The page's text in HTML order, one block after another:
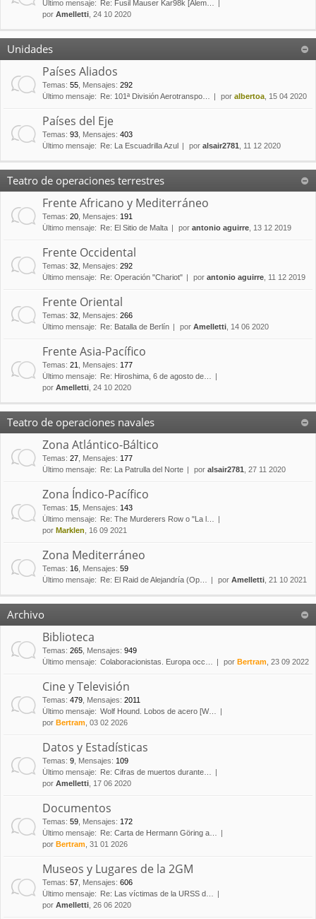
Último mensaje:
Re: Fusil Mauser Kar98k [Alem…
por Amelletti , 24 10 2020
Unidades
Países Aliados
Temas: 55 Mensajes: 292
Último mensaje:
Re: 101ª División Aerotranspo… por albertoa , 15 04 2020
Países del Eje
Temas: 93 Mensajes: 403
Último mensaje:
Re: La Escuadrilla Azul por alsair2781 , 11 12 2020
Teatro de operaciones terrestres
Frente Africano y Mediterráneo
Temas: 20 Mensajes: 191
Último mensaje:
Re: El Sitio de Malta por antonio aguirre , 13 12 2019
Frente Occidental
Temas: 32 Mensajes: 292
Último mensaje:
Re: Operación "Chariot" por antonio aguirre , 11 12 2019
Frente Oriental
Temas: 32 Mensajes: 266
Último mensaje:
Re: Batalla de Berlín por Amelletti , 14 06 2020
Frente Asia-Pacífico
Temas: 21 Mensajes: 177
Último mensaje:
Re: Hiroshima, 6 de agosto de…
por Amelletti , 24 10 2020
Teatro de operaciones navales
Zona Atlántico-Báltico
Temas: 27 Mensajes: 177
Último mensaje:
Re: La Patrulla del Norte por alsair2781 , 27 11 2020
Zona Índico-Pacífico
Temas: 15 Mensajes: 143
Último mensaje:
Re: The Murderers Row o "La l…
por Marklen , 16 09 2021
Zona Mediterráneo
Temas: 16 Mensajes: 59
Último mensaje:
Re: El Raid de Alejandría (Op… por Amelletti , 21 10 2021
Archivo
Biblioteca
Temas: 265 Mensajes: 949
Último mensaje: Colaboracionistas. Europa occ… por Bertram , 23 09 2022
Cine y Televisión
Temas: 479 Mensajes: 2011
Último mensaje: Wolf Hound. Lobos de acero [W…
por Bertram , 03 02 2026
Datos y Estadísticas
Temas: 9 Mensajes: 109
Último mensaje:
Re: Cifras de muertos durante…
por Amelletti , 17 06 2020
Documentos
Temas: 59 Mensajes: 172
Último mensaje:
Re: Carta de Hermann Göring a…
por Bertram , 31 01 2026
Museos y Lugares de la 2GM
Temas: 57 Mensajes: 606
Último mensaje:
Re: Las víctimas de la URSS d…
por Amelletti , 26 06 2020